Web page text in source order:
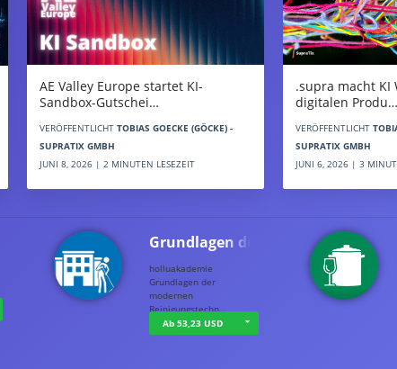
AE Valley Europe startet KI-
Sandbox-Gutschei…
VERÖFFENTLICHT TOBIAS GOECKE (GÖCKE) -
SUPRATIX GMBH
JUNI 8, 2026 | 2 MINUTEN LESEZEIT
.supra macht KI
digitalen Produ…
VERÖFFENTLICHT
SUPRATIX GMBH
JUNI 6, 2026 | 3
Grundlagen der …
holluakademie
Grundlagen der
modernen
Reinigungstechn…
Ab 53,23 USD